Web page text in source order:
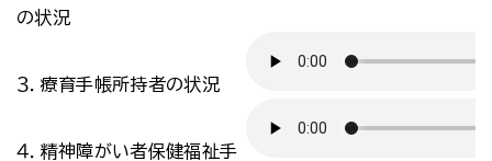
の状況
３．療育手帳所持者の状況
４．精神障がい者保健福祉手